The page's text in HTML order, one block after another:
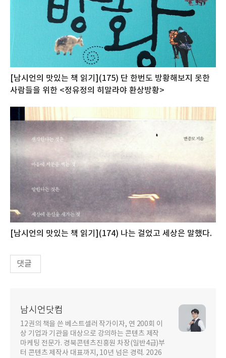
[남시언의 맛있는 책 읽기](175) 단 한번도 방황해보지 못한
사람들을 위한 <정유정의 히말라야 환상방황>
[남시언의 맛있는 책 읽기](174) 나는 걸었고 세상은 말했다.
댓글
남시언닷컴
12권의 책을 쓴 베스트셀러 작가이자, 연 200회 이
상 기업과 기관을 대상으로 강의하는 콘텐츠 제작
마케팅 전문가. 경북콘텐츠진흥원 차장(일반4급)부
터 콘텐츠 제작사 대표까지, 10년 넘은 경력. 2026